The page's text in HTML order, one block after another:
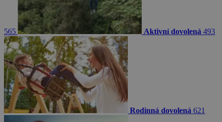
565 Aktivní dovolená 493
Rodinná dovolená 621